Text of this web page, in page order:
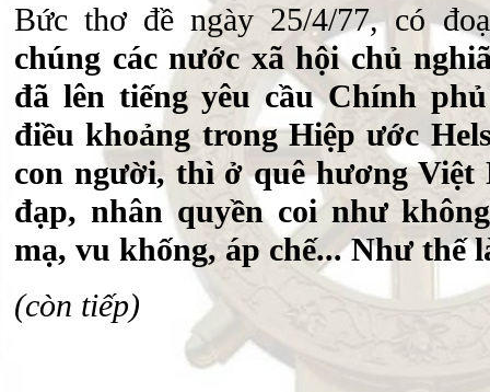
Bức thơ đề ngày 25/4/77, có
chúng các nước xã hội chủ
đã lên tiếng yêu cầu Chính
điều khoảng trong Hiệp ước
con người, thì ở quê hương Việt
đạp, nhân quyền coi như
mạ, vu khống, áp chế... Như thế
(còn tiếp)